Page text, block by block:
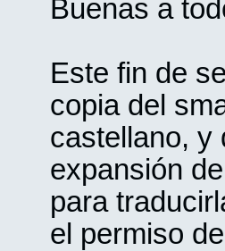
Buenas a
Este fin de
copia del
castellano, y
expansión
para
el permiso